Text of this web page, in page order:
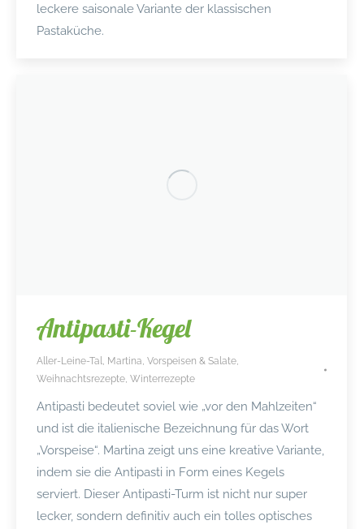
leckere saisonale Variante der klassischen
Pastaküche.
Antipasti-Kegel
Aller-Leine-Tal Martina Vorspeisen & Salate
Weihnachtsrezepte Winterrezepte
Antipasti bedeutet soviel wie „vor den Mahlzeiten“
und ist die italienische Bezeichnung für das Wort
„Vorspeise“. Martina zeigt uns eine kreative Variante,
indem sie die Antipasti in Form eines Kegels
serviert. Dieser Antipasti-Turm ist nicht nur super
lecker, sondern definitiv auch ein tolles optisches